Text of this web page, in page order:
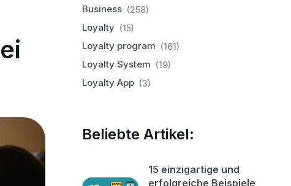
Business (258)
Loyalty (15)
Loyalty program (161)
Loyalty System (19)
Loyalty App (3)
Beliebte Artikel:
15 einzigartige und
erfolgreiche Beispiele